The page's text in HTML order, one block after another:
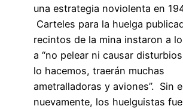
una estrategia noviolenta en
Carteles para la huelga
recintos de la mina instaron a
a “no pelear ni causar
lo hacemos, traerán muchas
ametralladoras y aviones”. Sin
nuevamente, los huelguistas